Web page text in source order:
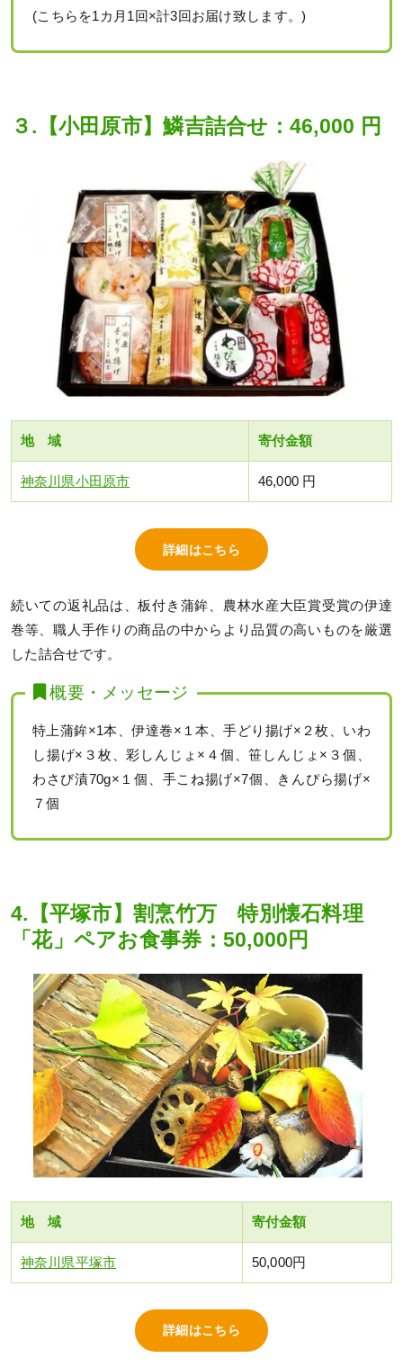
(こちらを1カ月1回×計3回お届け致します。)
３.【小田原市】鱗吉詰合せ：46,000 円
地 域 寄付金額
神奈川県小田原市 46,000 円
詳細はこちら
続いての返礼品は、板付き蒲鉾、農林水産大臣賞受賞の伊達
巻等、職人手作りの商品の中からより品質の高いものを厳選
した詰合せです。
概要・メッセージ
特上蒲鉾×1本、伊達巻×１本、手どり揚げ×２枚、いわ
し揚げ×３枚、彩しんじょ×４個、笹しんじょ×３個、
わさび漬70g×１個、手こね揚げ×7個、きんぴら揚げ×
７個
4.【平塚市】割烹竹万 特別懐石料理
「花」ペアお食事券：50,000円
地 域 寄付金額
神奈川県平塚市 50,000円
詳細はこちら